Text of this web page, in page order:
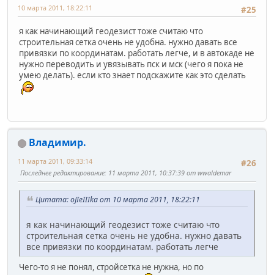
#25
10 марта 2011, 18:22:11
я как начинающий геодезист тоже считаю что
строительная сетка очень не удобна. нужно давать все
привязки по координатам. работать легче, и в автокаде не
нужно переводить и увязывать пск и мск (чего я пока не
умею делать). если кто знает подскажите как это сделать
Владимир.
#26
11 марта 2011, 09:33:14
Последнее редактирование: 11 марта 2011, 10:37:39 от wwaldemar
Цитата: oJIeIIIka от 10 марта 2011, 18:22:11
я как начинающий геодезист тоже считаю что
строительная сетка очень не удобна. нужно давать
все привязки по координатам. работать легче
Чего-то я не понял, стройсетка не нужна, но по